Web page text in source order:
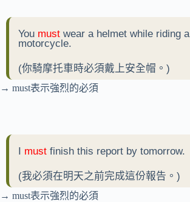
You must wear a helmet while riding a
motorcycle.
(你騎摩托車時必須戴上安全帽。)
→ must表示強烈的必須
I must finish this report by tomorrow.
(我必須在明天之前完成這份報告。)
→ must表示強烈的必須